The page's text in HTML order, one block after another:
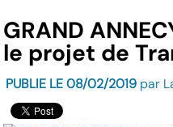
GRAND
le projet de
PUBLIE LE 08/02/2019 par